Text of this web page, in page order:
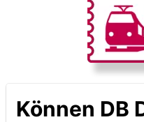
Können DB